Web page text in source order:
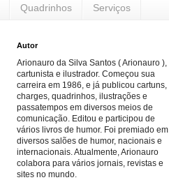
Quadrinhos Serviços
Autor
Arionauro da Silva Santos ( Arionauro ),
cartunista e ilustrador. Começou sua
carreira em 1986, e já publicou cartuns,
charges, quadrinhos, ilustrações e
passatempos em diversos meios de
comunicação. Editou e participou de
vários livros de humor. Foi premiado em
diversos salões de humor, nacionais e
internacionais. Atualmente, Arionauro
colabora para vários jornais, revistas e
sites no mundo.